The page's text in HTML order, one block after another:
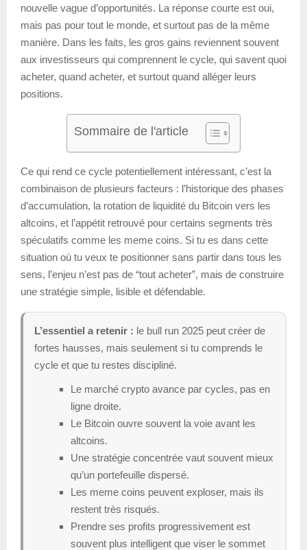
nouvelle vague d’opportunités. La réponse courte est oui,
mais pas pour tout le monde, et surtout pas de la même
manière. Dans les faits, les gros gains reviennent souvent
aux investisseurs qui comprennent le cycle, qui savent quoi
acheter, quand acheter, et surtout quand alléger leurs
positions.
Sommaire de l'article
Ce qui rend ce cycle potentiellement intéressant, c’est la
combinaison de plusieurs facteurs : l’historique des phases
d’accumulation, la rotation de liquidité du Bitcoin vers les
altcoins, et l’appétit retrouvé pour certains segments très
spéculatifs comme les meme coins. Si tu es dans cette
situation où tu veux te positionner sans partir dans tous les
sens, l’enjeu n’est pas de “tout acheter”, mais de construire
une stratégie simple, lisible et défendable.
L’essentiel a retenir : le bull run 2025 peut créer de
fortes hausses, mais seulement si tu comprends le
cycle et que tu restes discipliné.
Le marché crypto avance par cycles, pas en
ligne droite.
Le Bitcoin ouvre souvent la voie avant les
altcoins.
Une stratégie concentrée vaut souvent mieux
qu’un portefeuille dispersé.
Les meme coins peuvent exploser, mais ils
restent très risqués.
Prendre ses profits progressivement est
souvent plus intelligent que viser le sommet